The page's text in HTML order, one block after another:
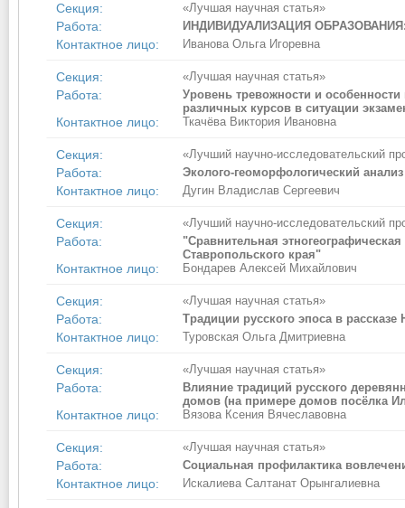
Секция: «Лучшая научная статья»
Работа: ИНДИВИДУАЛИЗАЦИЯ
Контактное лицо: Иванова Ольга Игоревна
Секция: «Лучшая научная статья»
Работа:
Уровень тревожности и особенности
различных курсов в ситуации
Контактное лицо: Ткачёва Виктория Ивановна
Секция: «Лучший научно-исследовательский
Работа: Эколого-геоморфологический
Контактное лицо: Дугин Владислав Сергеевич
Секция: «Лучший научно-исследовательский
Работа:
"Сравнительная
Ставропольского края"
Контактное лицо: Бондарев Алексей Михайлович
Секция: «Лучшая научная статья»
Работа: Традиции русского эпоса в
Контактное лицо: Туровская Ольга Дмитриевна
Секция: «Лучшая научная статья»
Работа:
Влияние традиций русского
домов (на примере домов посёлка
Контактное лицо: Вязова Ксения Вячеславовна
Секция: «Лучшая научная статья»
Работа: Социальная профилактика
Контактное лицо: Искалиева Салтанат Орынгалиевна